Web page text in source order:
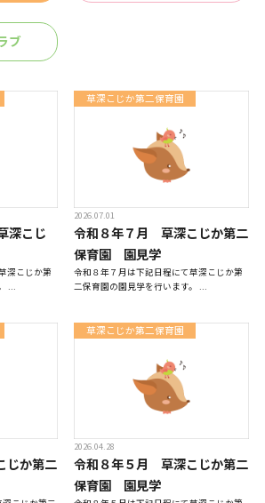
草深こじか保育園
（幼保連携型認定こども園）
入園について
ブ
深こじ
深こじか第
...
草深こじか第二保育園
2026.07.01
令和８年７月 草深こじか第二
保育園 園見学
令和８年７月は下記日程にて草深こじか第
二保育園の園見学を行います。 ...
じか第二
草深こじか第二保育園
2026.04.28
令和８年５月 草深こじか第二
保育園 園見学